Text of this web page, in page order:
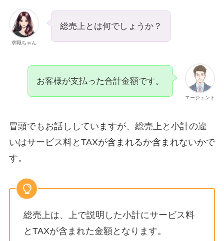
求職ちゃん
総売上とは何でしょうか？
エージェント
お客様が支払った合計金額です。
冒頭でもお話ししていますが、総売上と小計の違
いはサービス料とTAXが含まれるか含まれないかで
す。
総売上は、上で説明した小計にサービス料
とTAXが含まれた金額となります。